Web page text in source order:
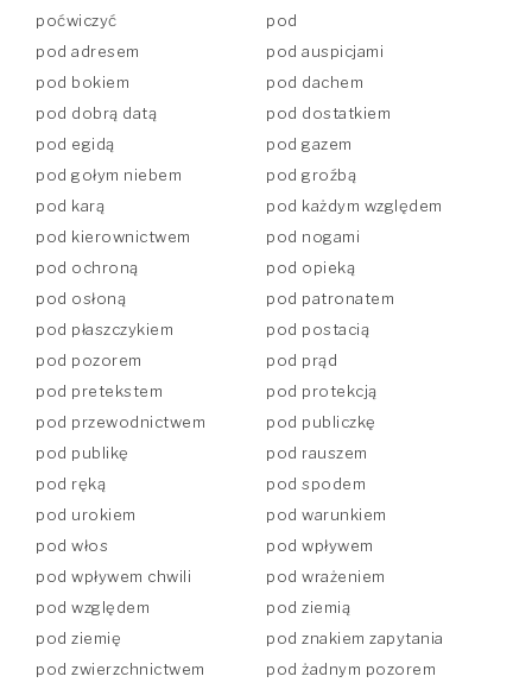
poćwiczyć
pod
pod adresem
pod auspicjami
pod bokiem
pod dachem
pod dobrą datą
pod dostatkiem
pod egidą
pod gazem
pod gołym niebem
pod groźbą
pod karą
pod każdym względem
pod kierownictwem
pod nogami
pod ochroną
pod opieką
pod osłoną
pod patronatem
pod płaszczykiem
pod postacią
pod pozorem
pod prąd
pod pretekstem
pod protekcją
pod przewodnictwem
pod publiczkę
pod publikę
pod rauszem
pod ręką
pod spodem
pod urokiem
pod warunkiem
pod włos
pod wpływem
pod wpływem chwili
pod wrażeniem
pod względem
pod ziemią
pod ziemię
pod znakiem zapytania
pod zwierzchnictwem
pod żadnym pozorem